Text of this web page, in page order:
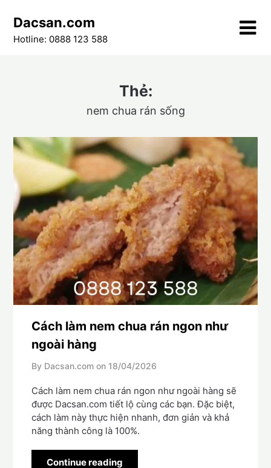
content
Dacsan.com
Hotline: 0888 123 588
Thẻ:
nem chua rán sống
Cách làm nem chua rán ngon như
ngoài hàng
By Dacsan.com on 18/04/2026
Cách làm nem chua rán ngon như ngoài hàng sẽ
được Dacsan.com tiết lộ cùng các bạn. Đặc biệt,
cách làm này thực hiện nhanh, đơn giản và khả
năng thành công là 100%.
Continue reading